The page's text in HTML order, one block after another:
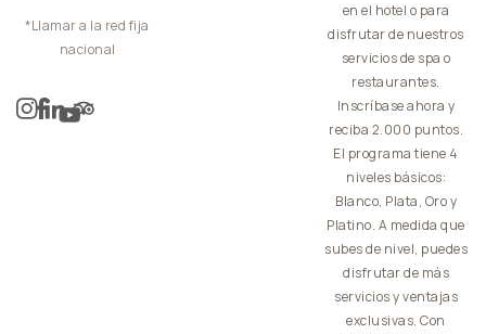
*Llamar a la red fija
nacional
en el hotel o para
disfrutar de nuestros
servicios de spa o
restaurantes.
Inscríbase ahora y
reciba 2.000 puntos.
El programa tiene 4
niveles básicos:
Blanco, Plata, Oro y
Platino. A medida que
subes de nivel, puedes
disfrutar de más
servicios y ventajas
exclusivas. Con